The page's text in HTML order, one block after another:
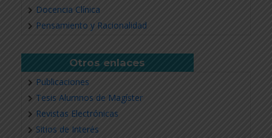
Docencia Clínica
Pensamiento y Racionalidad
Otros enlaces
Publicaciones
Tesis Alumnos de Magíster
Revistas Electrónicas
Sitios de Interés